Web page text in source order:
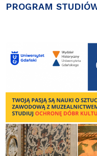
PROGRAM